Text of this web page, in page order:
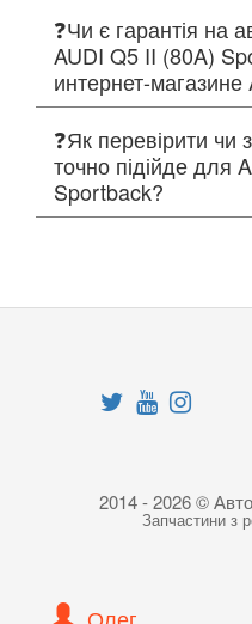
❓Чи є гарантія на
AUDI Q5 II (80A)
интернет-магазине
❓Як перевірити чи
точно підійде для
Sportback?
2014 - 2026 ©
Запчастини з